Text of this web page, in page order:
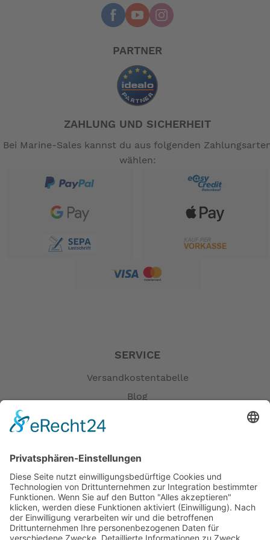
Konformitätserklärung + Garantiekarte
Technische Daten Honda BF 15 SHU:
Hubraum (cm³): 350
Bohrung und Hub (mm): 59 X 64
Volllastdrehzahl: 4500 - 5500
Kühlung: Wasser
Gemischaufbereitung: 1 Vergaser mit
Beschleunigungspumpe
Zündanlage: Elektronische PGM-IG
Auspuff: Propellernabe
Übersetzung: 2,08
Schaltung: V-N-R
Bedienung: Drehgaspinne
Startsystem: Handstarter
Trimmanlage: Manuell 5-Stufig
Abmessungen
Länge (mm): 650
Höhe (mm): 1110
Transom Höhe (mm): 433
Trockengewicht (kg):46,5
-- Auf Produktfotos angezeigte Dekorationsartikel
gehören nicht zum Leistungsumfang. --
PARTNER
ZAHLUNG UND SICHERHEIT
Bei Marine-Sales kannst du aus folgenden
wählen:
SERVICE
Versandkostentabelle
Blog
Öffnungszeiten
Versandpartner
Verfügbarkeiten
Zahlung und Versand